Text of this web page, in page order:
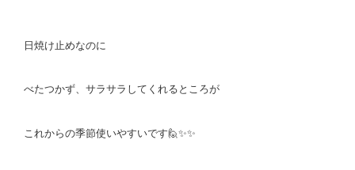
日焼け止めなのに
べたつかず、サラサラしてくれるところが
これからの季節使いやすいです🙋✨✨